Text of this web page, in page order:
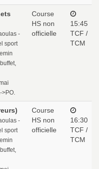
-
sport
>PO.
Course
HS non
officielle
15:45
TCF /
TCM
-
sport
Course
HS non
officielle
16:30
TCF /
TCM